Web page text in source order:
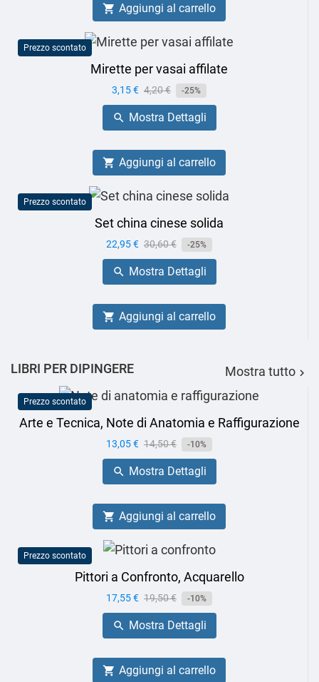
 Aggiungi al carrello
Prezzo scontato
Mirette per vasai affilate
Prezzo
3,15 € Prezzo
base
4,20 € -25%
 Mostra Dettagli
 Aggiungi al carrello
Prezzo scontato
Set china cinese solida
Prezzo
22,95 € Prezzo
base
30,60 € -25%
 Mostra Dettagli
 Aggiungi al carrello
LIBRI PER DIPINGERE Mostra tutto 
Prezzo scontato
Arte e Tecnica, Note di Anatomia e Raffigurazione
Prezzo
13,05 € Prezzo
base
14,50 € -10%
 Mostra Dettagli
 Aggiungi al carrello
Prezzo scontato
Pittori a Confronto, Acquarello
Prezzo
17,55 € Prezzo
base
19,50 € -10%
 Mostra Dettagli
 Aggiungi al carrello